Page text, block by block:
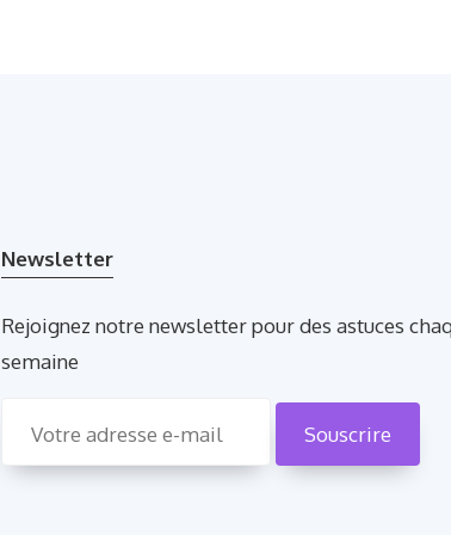
Newsletter
Rejoignez notre newsletter pour des astuces
semaine